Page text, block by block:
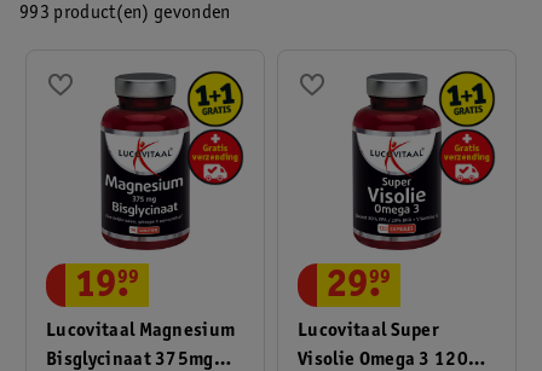
993 product(en) gevonden
Lucovitaal Magnesium
Bisglycinaat 375mg
19.
99
Lucovitaal Super
Visolie Omega 3 120
29.
99